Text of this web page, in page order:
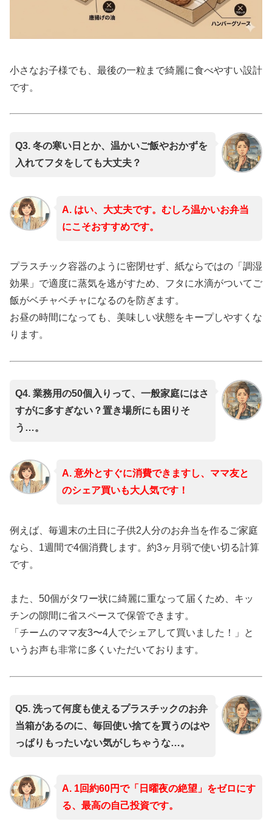
小さなお子様でも、最後の一粒まで綺麗に食べやすい設計
です。
Q3. 冬の寒い日とか、温かいご飯やおかずを
入れてフタをしても大丈夫？
A. はい、大丈夫です。むしろ温かいお弁当
にこそおすすめです。
プラスチック容器のように密閉せず、紙ならではの「調湿
効果」で適度に蒸気を逃がすため、フタに水滴がついてご
飯がベチャベチャになるのを防ぎます。
お昼の時間になっても、美味しい状態をキープしやすくな
ります。
Q4. 業務用の50個入りって、一般家庭にはさ
すがに多すぎない？置き場所にも困りそ
う…。
A. 意外とすぐに消費できますし、ママ友と
のシェア買いも大人気です！
例えば、毎週末の土日に子供2人分のお弁当を作るご家庭
なら、1週間で4個消費します。約3ヶ月弱で使い切る計算
です。
また、50個がタワー状に綺麗に重なって届くため、キッ
チンの隙間に省スペースで保管できます。
「チームのママ友3〜4人でシェアして買いました！」と
いうお声も非常に多くいただいております。
Q5. 洗って何度も使えるプラスチックのお弁
当箱があるのに、毎回使い捨てを買うのはや
っぱりもったいない気がしちゃうな…。
A. 1回約60円で「日曜夜の絶望」をゼロにす
る、最高の自己投資です。